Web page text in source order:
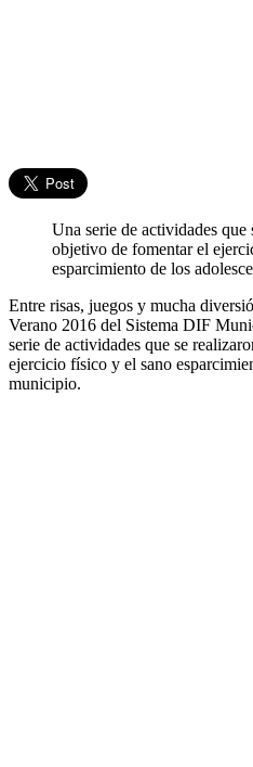
Una serie de actividades que
objetivo de fomentar el
esparcimiento de los
Entre risas, juegos y mucha
Verano 2016 del Sistema DIF
serie de actividades que se
ejercicio físico y el sano
municipio.